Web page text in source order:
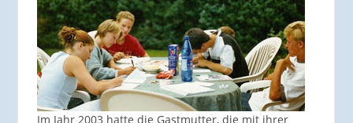
Im Jahr 2003 hatte die Gastmutter, die mit ihrer